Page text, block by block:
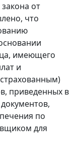
от
что
имеющего
и
приведенных в
по
для